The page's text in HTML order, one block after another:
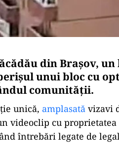
din Brașov,
unui bloc cu
comunității.
unică, amplasată vizavi
videoclip cu
întrebări legate de